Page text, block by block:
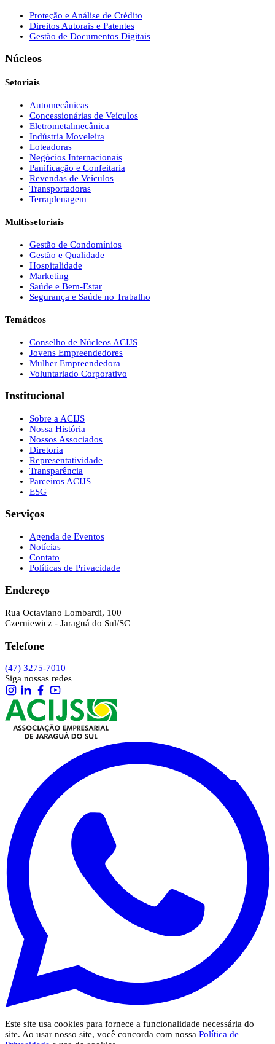
Proteção e Análise de Crédito
Direitos Autorais e Patentes
Gestão de Documentos Digitais
Núcleos
Setoriais
Automecânicas
Concessionárias de Veículos
Eletrometalmecânica
Indústria Moveleira
Loteadoras
Negócios Internacionais
Panificação e Confeitaria
Revendas de Veículos
Transportadoras
Terraplenagem
Multissetoriais
Gestão de Condomínios
Gestão e Qualidade
Hospitalidade
Marketing
Saúde e Bem-Estar
Segurança e Saúde no Trabalho
Temáticos
Conselho de Núcleos ACIJS
Jovens Empreendedores
Mulher Empreendedora
Voluntariado Corporativo
Institucional
Sobre a ACIJS
Nossa História
Nossos Associados
Diretoria
Representatividade
Transparência
Parceiros ACIJS
ESG
Serviços
Agenda de Eventos
Notícias
Contato
Políticas de Privacidade
Endereço
Rua Octaviano Lombardi, 100
Czerniewicz - Jaraguá do Sul/SC
Telefone
(47) 3275-7010
Siga nossas redes
Este site usa cookies para fornece a funcionalidade necessária do
site. Ao usar nosso site, você concorda com nossa Política de